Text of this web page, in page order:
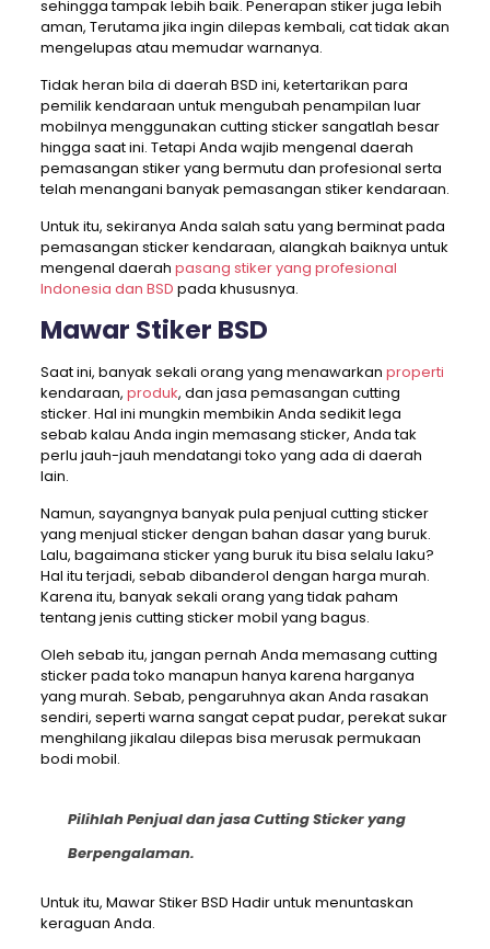
sehingga tampak lebih baik. Penerapan stiker juga lebih
aman, Terutama jika ingin dilepas kembali, cat tidak akan
mengelupas atau memudar warnanya.
Tidak heran bila di daerah BSD ini, ketertarikan para
pemilik kendaraan untuk mengubah penampilan luar
mobilnya menggunakan cutting sticker sangatlah besar
hingga saat ini. Tetapi Anda wajib mengenal daerah
pemasangan stiker yang bermutu dan profesional serta
telah menangani banyak pemasangan stiker kendaraan.
Untuk itu, sekiranya Anda salah satu yang berminat pada
pemasangan sticker kendaraan, alangkah baiknya untuk
mengenal daerah pasang stiker yang profesional
Indonesia dan BSD pada khususnya.
Mawar Stiker BSD
Saat ini, banyak sekali orang yang menawarkan properti
kendaraan, produk, dan jasa pemasangan cutting
sticker. Hal ini mungkin membikin Anda sedikit lega
sebab kalau Anda ingin memasang sticker, Anda tak
perlu jauh-jauh mendatangi toko yang ada di daerah
lain.
Namun, sayangnya banyak pula penjual cutting sticker
yang menjual sticker dengan bahan dasar yang buruk.
Lalu, bagaimana sticker yang buruk itu bisa selalu laku?
Hal itu terjadi, sebab dibanderol dengan harga murah.
Karena itu, banyak sekali orang yang tidak paham
tentang jenis cutting sticker mobil yang bagus.
Oleh sebab itu, jangan pernah Anda memasang cutting
sticker pada toko manapun hanya karena harganya
yang murah. Sebab, pengaruhnya akan Anda rasakan
sendiri, seperti warna sangat cepat pudar, perekat sukar
menghilang jikalau dilepas bisa merusak permukaan
bodi mobil.
Pilihlah Penjual dan jasa Cutting Sticker yang
Berpengalaman.
Untuk itu, Mawar Stiker BSD Hadir untuk menuntaskan
keraguan Anda.